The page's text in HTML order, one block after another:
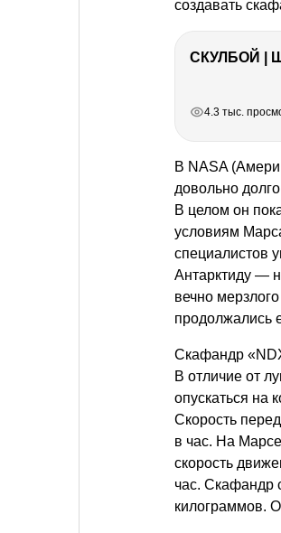
создавать
СКУЛБОЙ |
4.3 тыс.
В NASA
довольно
В целом он
условиям
специалистов
Антарктиду —
вечно
продолжались
Скафандр
В отличие от
опускаться на
Скорость
в час. На
скорость
час. Скафандр
килограммов.